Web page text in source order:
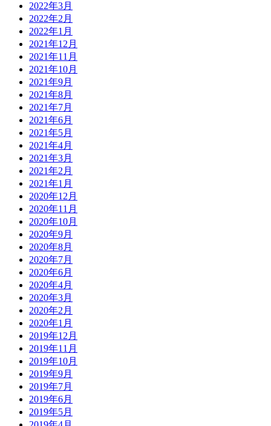
2022年3月
2022年2月
2022年1月
2021年12月
2021年11月
2021年10月
2021年9月
2021年8月
2021年7月
2021年6月
2021年5月
2021年4月
2021年3月
2021年2月
2021年1月
2020年12月
2020年11月
2020年10月
2020年9月
2020年8月
2020年7月
2020年6月
2020年4月
2020年3月
2020年2月
2020年1月
2019年12月
2019年11月
2019年10月
2019年9月
2019年7月
2019年6月
2019年5月